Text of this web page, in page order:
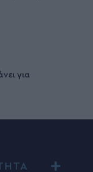
για